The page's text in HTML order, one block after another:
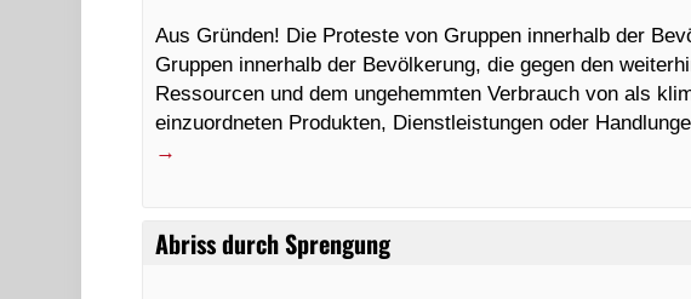
Aus Gründen! Die Proteste von Gruppen innerhalb der
Gruppen innerhalb der Bevölkerung, die gegen den
Ressourcen und dem ungehemmten Verbrauch von als
einzuordneten Produkten, Dienstleistungen oder
→
Abriss durch Sprengung